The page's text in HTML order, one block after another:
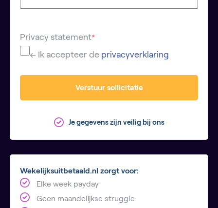
Privacy statement*
← Ik accepteer de privacyverklaring
Verstuur sollicitatie
Je gegevens zijn veilig bij ons
Wekelijksuitbetaald.nl zorgt voor:
Elke week payday
Geen maandelijkse struggle